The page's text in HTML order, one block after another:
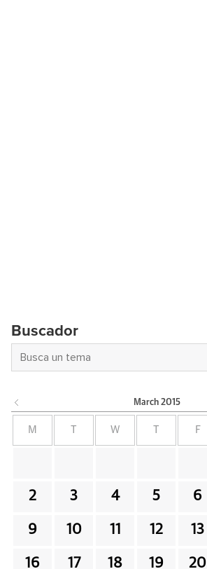
Buscador
March 2015
M W F
2 3 4 5 6
9 10 11 12 13
16 17 18 19 20